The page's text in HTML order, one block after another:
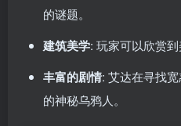
的谜题。
建筑美学: 玩家可以欣赏到
丰富的剧情: 艾达在寻找
的神秘乌鸦人。